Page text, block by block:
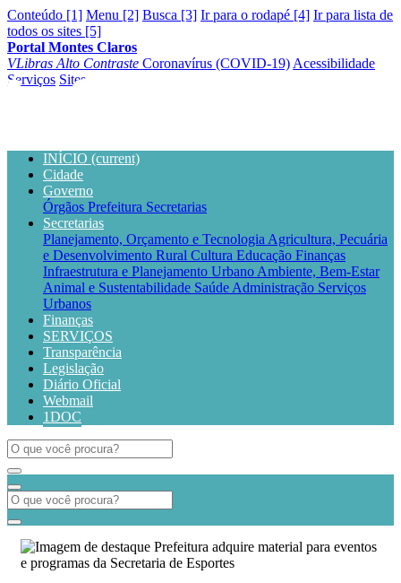
Conteúdo [1] Menu [2] Busca [3] Ir para o rodapé [4] Ir para lista de
todos os sites [5]
Portal Montes Claros
VLibras Alto Contraste Coronavírus (COVID-19) Acessibilidade
Serviços Sites
INÍCIO (current)
Cidade
Governo
Órgãos Prefeitura Secretarias
Secretarias
Planejamento, Orçamento e Tecnologia Agricultura, Pecuária
e Desenvolvimento Rural Cultura Educação Finanças
Infraestrutura e Planejamento Urbano Ambiente, Bem-Estar
Animal e Sustentabilidade Saúde Administração Serviços
Urbanos
Finanças
SERVIÇOS
Transparência
Legislação
Diário Oficial
Webmail
1DOC